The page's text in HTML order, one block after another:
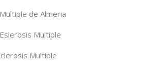
de Almeria
Multiple
Multiple